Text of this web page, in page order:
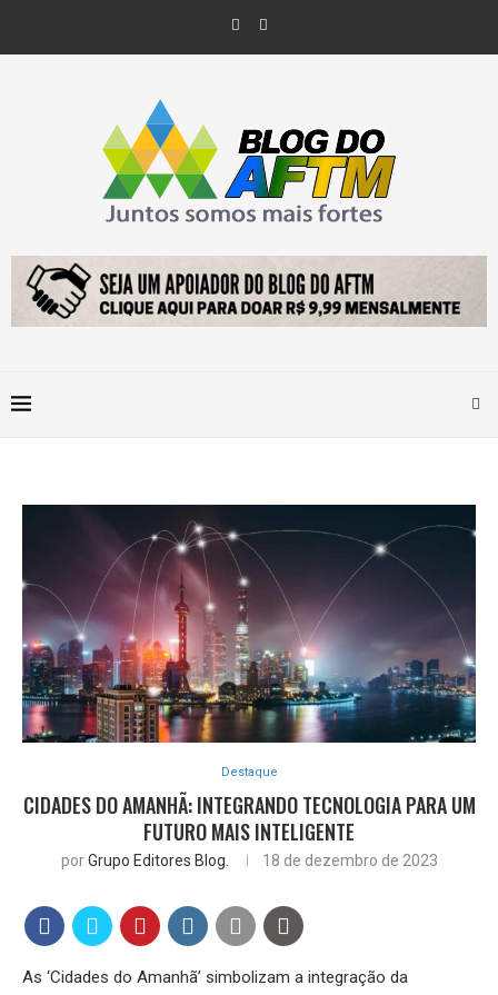
Destaque
CIDADES DO AMANHÃ: INTEGRANDO TECNOLOGIA PARA UM
FUTURO MAIS INTELIGENTE
porGrupo Editores Blog. 18 de dezembro de 2023
As ‘Cidades do Amanhã’ simbolizam a integração da